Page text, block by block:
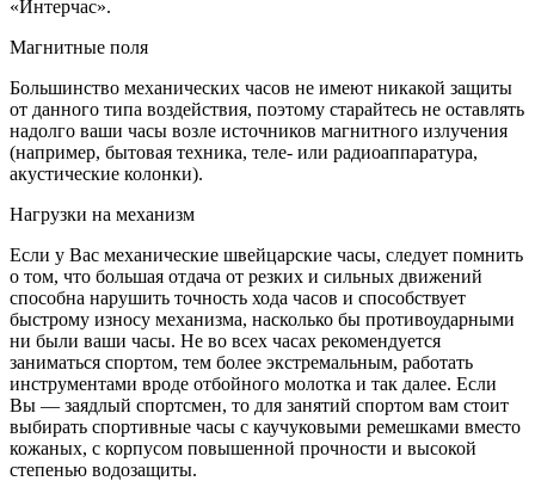
«Интерчас».
Магнитные поля
Большинство механических часов не имеют никакой защиты
от данного типа воздействия, поэтому старайтесь не оставлять
надолго ваши часы возле источников магнитного излучения
(например, бытовая техника, теле- или радиоаппаратура,
акустические колонки).
Нагрузки на механизм
Если у Вас механические швейцарские часы, следует помнить
о том, что большая отдача от резких и сильных движений
способна нарушить точность хода часов и способствует
быстрому износу механизма, насколько бы противоударными
ни были ваши часы. Не во всех часах рекомендуется
заниматься спортом, тем более экстремальным, работать
инструментами вроде отбойного молотка и так далее. Если
Вы — заядлый спортсмен, то для занятий спортом вам стоит
выбирать спортивные часы с каучуковыми ремешками вместо
кожаных, с корпусом повышенной прочности и высокой
степенью водозащиты.